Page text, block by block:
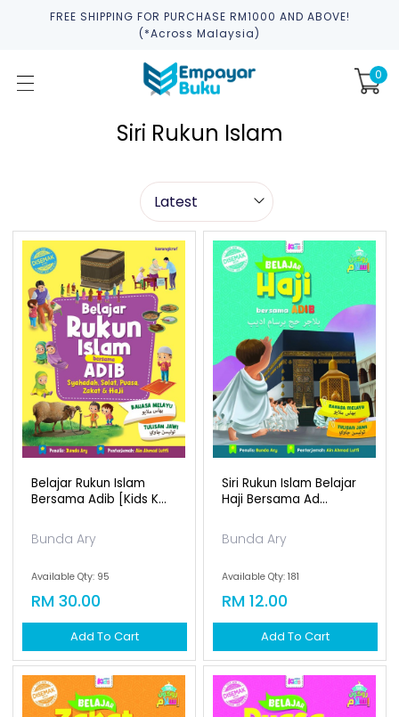
FREE SHIPPING FOR PURCHASE RM1000 AND ABOVE!
(*across Malaysia)
0
Siri Rukun Islam
Belajar Rukun Islam
Bersama Adib [kids K...
Bunda Ary
Available Qty: 95
RM 30.00
Add To Cart
Siri Rukun Islam Belajar
Haji Bersama Ad...
Bunda Ary
Available Qty: 181
RM 12.00
Add To Cart